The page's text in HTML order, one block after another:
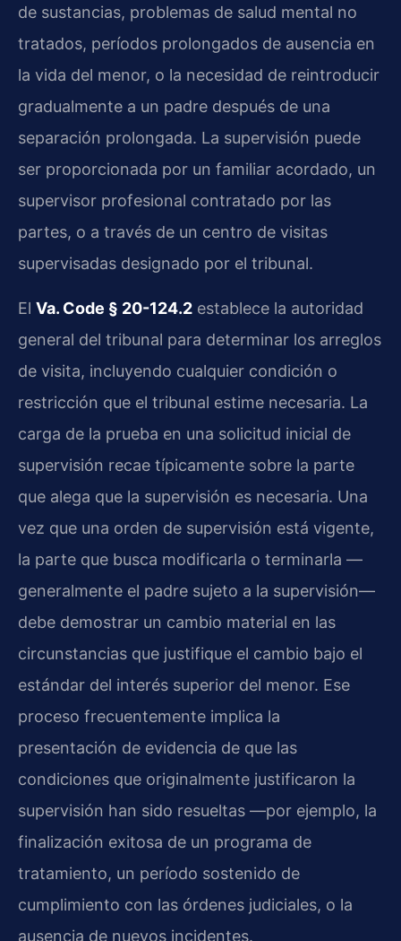
de sustancias, problemas de salud mental no
tratados, períodos prolongados de ausencia en
la vida del menor, o la necesidad de reintroducir
gradualmente a un padre después de una
separación prolongada. La supervisión puede
ser proporcionada por un familiar acordado, un
supervisor profesional contratado por las
partes, o a través de un centro de visitas
supervisadas designado por el tribunal.
El Va. Code § 20-124.2 establece la autoridad
general del tribunal para determinar los arreglos
de visita, incluyendo cualquier condición o
restricción que el tribunal estime necesaria. La
carga de la prueba en una solicitud inicial de
supervisión recae típicamente sobre la parte
que alega que la supervisión es necesaria. Una
vez que una orden de supervisión está vigente,
la parte que busca modificarla o terminarla —
generalmente el padre sujeto a la supervisión—
debe demostrar un cambio material en las
circunstancias que justifique el cambio bajo el
estándar del interés superior del menor. Ese
proceso frecuentemente implica la
presentación de evidencia de que las
condiciones que originalmente justificaron la
supervisión han sido resueltas —por ejemplo, la
finalización exitosa de un programa de
tratamiento, un período sostenido de
cumplimiento con las órdenes judiciales, o la
ausencia de nuevos incidentes.